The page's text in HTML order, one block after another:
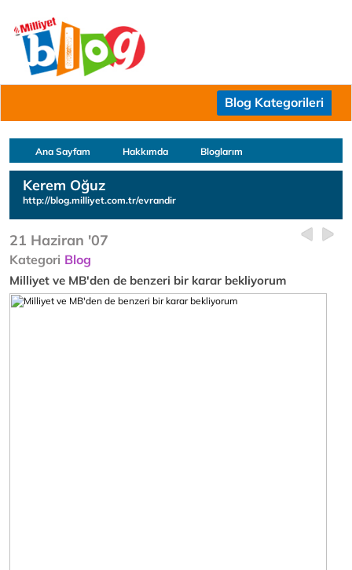
Blog Kategorileri
Ana Sayfam Hakkımda Bloglarım
Kerem Oğuz
http://blog.milliyet.com.tr/evrandir
21 Haziran '07
Kategori Blog
Milliyet ve MB'den de benzeri bir karar bekliyorum